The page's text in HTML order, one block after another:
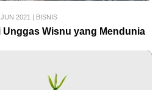
2021 | BISNIS
Unggas Wisnu yang Mendunia